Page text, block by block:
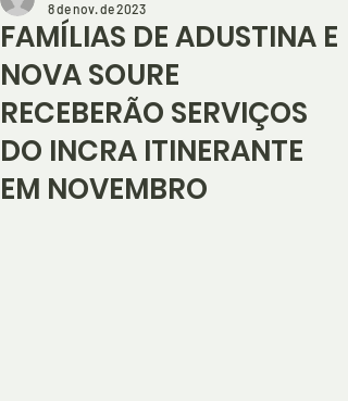
FAMÍLIAS DE ADUSTINA E
NOVA SOURE
RECEBERÃO SERVIÇOS
DO INCRA ITINERANTE
EM NOVEMBRO
8 de nov. de 2023